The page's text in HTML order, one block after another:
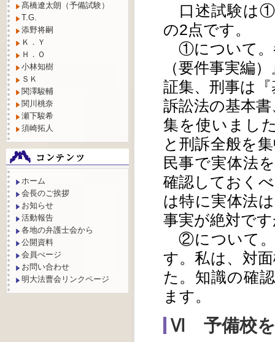
口述試験は①
の2点です。
①について。
（要件事実編
証集、刑事は
訴訟法の基本
集を使いまし
と刑訴全般を
民事で実体法
確認しておく
は特に実体法
事実が絶対で
②について。
す。私は、対
た。知識の確
ます。
Ⅵ 予備校を
髙橋遼太朗（予備試験）
T.G.
添野将嗣
Ｋ．Ｙ
Ｈ．Ｏ
小林知樹
ＳＫ
関澤駿輔
関川桃奈
瀬下駿希
須崎拓人
ホーム
会長のご挨拶
お知らせ
活動報告
各地の弁護士会から
公開資料
会員ぺージ
お問い合わせ
明大法曹会リンクページ